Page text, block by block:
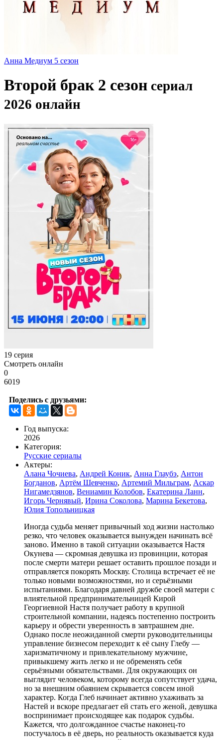
Анна Медиум 5 сезон
Второй брак 2 сезон сериал
2026 онлайн
19 серия
Смотреть онлайн
0
6019
Поделись с друзьями:
Год выпуска:
2026
Категория:
Русские сериалы
Актеры:
Алана Чочиева, Андрей Коник, Анна Глаубэ, Антон
Богданов, Артём Шевченко, Артемий Мильграм, Аскар
Нигамедзянов, Вениамин Колобов, Екатерина Ланн,
Игорь Чернявый, Ирина Соколова, Марина Бекетова,
Юлия Топольницкая
Иногда судьба меняет привычный ход жизни настолько
резко, что человек оказывается вынужден начинать всё
заново. Именно в такой ситуации оказывается Настя
Окунева — скромная девушка из провинции, которая
после смерти матери решает оставить прошлое позади и
отправляется покорять Москву. Столица встречает её не
только новыми возможностями, но и серьёзными
испытаниями. Благодаря давней дружбе своей матери с
влиятельной предпринимательницей Кирой
Георгиевной Настя получает работу в крупной
строительной компании, надеясь постепенно построить
карьеру и обрести уверенность в завтрашнем дне.
Однако после неожиданной смерти руководительницы
управление бизнесом переходит к её сыну Глебу —
харизматичному и привлекательному мужчине,
привыкшему жить легко и не обременять себя
серьёзными обязательствами. Для окружающих он
выглядит человеком, которому всегда сопутствует удача,
но за внешним обаянием скрывается совсем иной
характер. Когда Глеб начинает активно ухаживать за
Настей и вскоре предлагает ей стать его женой, девушка
воспринимает происходящее как подарок судьбы.
Кажется, что долгожданное счастье наконец-то
постучалось в её дверь, но реальность оказывается куда